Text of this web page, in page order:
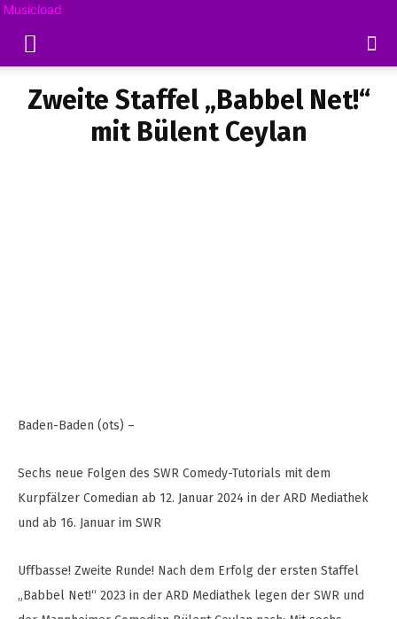
Musicload
Zweite Staffel „Babbel Net!“
mit Bülent Ceylan
Baden-Baden (ots) –
Sechs neue Folgen des SWR Comedy-Tutorials mit dem
Kurpfälzer Comedian ab 12. Januar 2024 in der ARD Mediathek
und ab 16. Januar im SWR
Uffbasse! Zweite Runde! Nach dem Erfolg der ersten Staffel
„Babbel Net!“ 2023 in der ARD Mediathek legen der SWR und